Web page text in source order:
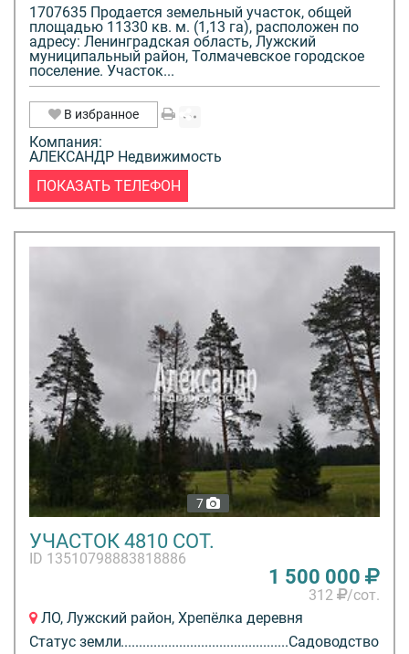
1707635 Продается земельный участок, общей
площадью 11330 кв. м. (1,13 га), расположен по
адресу: Ленинградская область, Лужский
муниципальный район, Толмачевское городское
поселение. Участок...
В избранное
Компания:
АЛЕКСАНДР Недвижимость
ПОКАЗАТЬ ТЕЛЕФОН
7
УЧАСТОК 4810 СОТ.
ID 13510798883818886
1 500 000
312
/сот.
ЛО, Лужский район, Хрепёлка деревня
Статус земли
Садоводство